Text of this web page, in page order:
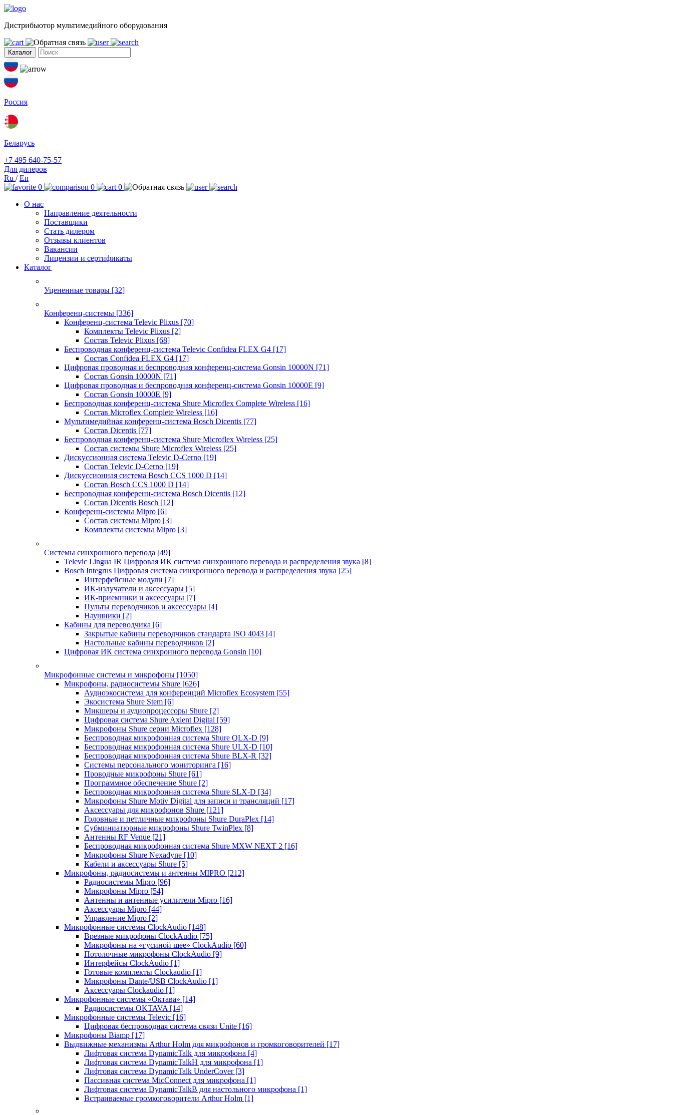
Дистрибьютор мультимедийного оборудования
Каталог
Россия
Беларусь
+7 495 640-75-57
Для дилеров
Ru /En
0
0
0
О нас
Направление деятельности
Поставщики
Стать дилером
Отзывы клиентов
Вакансии
Лицензии и сертификаты
Каталог
Уцененные товары [32]
Конференц-системы [336]
Конференц-система Televic Plixus [70]
Комплекты Televic Plixus [2]
Состав Televic Plixus [68]
Беспроводная конференц-система Televic Confidea FLEX G4 [17]
Состав Confidea FLEX G4 [17]
Цифровая проводная и беспроводная конференц-система Gonsin 10000N [71]
Состав Gonsin 10000N [71]
Цифровая проводная и беспроводная конференц-система Gonsin 10000E [9]
Состав Gonsin 10000E [9]
Беспроводная конференц-система Shure Microflex Complete Wireless [16]
Состав Microflex Complete Wireless [16]
Мультимедийная конференц-система Bosch Dicentis [77]
Состав Dicentis [77]
Беспроводная конференц-система Shure Microflex Wireless [25]
Состав системы Shure Microflex Wireless [25]
Дискуссионная система Televic D-Cerno [19]
Состав Televic D-Cerno [19]
Дискуссионная система Bosch CCS 1000 D [14]
Состав Bosch CCS 1000 D [14]
Беспроводная конференц-система Bosch Dicentis [12]
Состав Dicentis Bosch [12]
Конференц-системы Mipro [6]
Состав системы Mipro [3]
Комплекты системы Mipro [3]
Системы синхронного перевода [49]
Televic Lingua IR Цифровая ИК система синхронного перевода и распределения звука [8]
Bosch Integrus Цифровая система синхронного перевода и распределения звука [25]
Интерфейсные модули [7]
ИК-излучатели и аксессуары [5]
ИК-приемники и аксессуары [7]
Пульты переводчиков и аксессуары [4]
Наушники [2]
Кабины для переводчика [6]
Закрытые кабины переводчиков стандарта ISO 4043 [4]
Настольные кабины переводчиков [2]
Цифровая ИК система синхронного перевода Gonsin [10]
Микрофонные системы и микрофоны [1050]
Микрофоны, радиосистемы Shure [626]
Аудиоэкосистема для конференций Microflex Ecosystem [55]
Экосистема Shure Stem [6]
Микшеры и аудиопроцессоры Shure [2]
Цифровая система Shure Axient Digital [59]
Микрофоны Shure серии Microflex [128]
Беспроводная микрофонная система Shure QLX-D [9]
Беспроводная микрофонная система Shure ULX-D [10]
Беспроводная микрофонная система Shure BLX-R [32]
Системы персонального мониторинга [16]
Проводные микрофоны Shure [61]
Программное обеспечение Shure [2]
Беспроводная микрофонная система Shure SLX-D [34]
Микрофоны Shure Motiv Digital для записи и трансляций [17]
Аксессуары для микрофонов Shure [121]
Головные и петличные микрофоны Shure DuraPlex [14]
Субминиатюрные микрофоны Shure TwinPlex [8]
Антенны RF Venue [21]
Беспроводная микрофонная система Shure MXW NEXT 2 [16]
Микрофоны Shure Nexadyne [10]
Кабели и аксессуары Shure [5]
Микрофоны, радиосистемы и антенны MIPRO [212]
Радиосистемы Mipro [96]
Микрофоны Mipro [54]
Антенны и антенные усилители Mipro [16]
Аксессуары Mipro [44]
Управление Mipro [2]
Микрофонные системы ClockAudio [148]
Врезные микрофоны ClockAudio [75]
Микрофоны на «гусиной шее» ClockAudio [60]
Потолочные микрофоны ClockAudio [9]
Интерфейсы ClockAudio [1]
Готовые комплекты Clockaudio [1]
Микрофоны Dante/USB ClockAudio [1]
Аксессуары Clockaudio [1]
Микрофонные системы «Октава» [14]
Радиосистемы OKTAVA [14]
Микрофонные системы Televic [16]
Цифровая беспроводная система связи Unite [16]
Микрофоны Biamp [17]
Выдвижные механизмы Arthur Holm для микрофонов и громкоговорителей [17]
Лифтовая система DynamicTalk для микрофона [4]
Лифтовая система DynamicTalkH для микрофона [1]
Лифтовая система DynamicTalk UnderCover [3]
Пассивная система MicConnect для микрофона [1]
Лифтовая система DynamicTalkB для настольного микрофона [1]
Встраиваемые громкоговорители Arthur Holm [1]